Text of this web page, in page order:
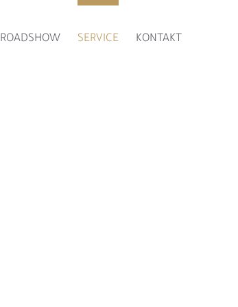
ROADSHOW SERVICE KONTAKT